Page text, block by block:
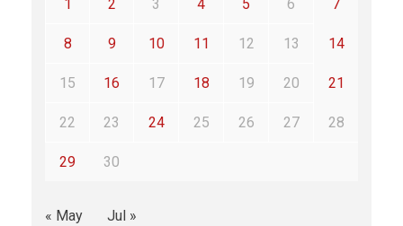
1 2 3 4 5 6 7
8 9 10 11 12 13 14
15 16 17 18 19 20 21
22 23 24 25 26 27 28
29 30
« May Jul »